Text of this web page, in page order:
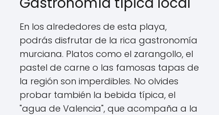
En los alrededores de esta playa,
podrás disfrutar de la rica gastronomía
murciana. Platos como el zarangollo, el
pastel de carne o las famosas tapas de
la región son imperdibles. No olvides
probar también la bebida típica, el
"agua de Valencia", que acompaña a la